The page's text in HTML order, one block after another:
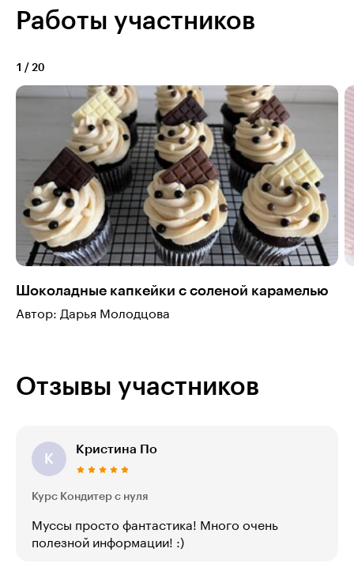
Работы участников
1 / 20
Шоколадные капкейки с соленой карамелью
Автор: Дарья Молодцова
Отзывы участников
К
Кристина По
Курс Кондитер с нуля
Муссы просто фантастика! Много очень
полезной информации! :)